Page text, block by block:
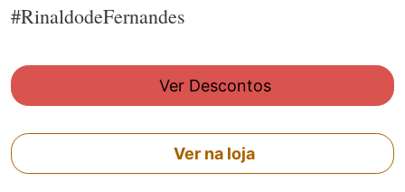
#RinaldodeFernandes
Ver Descontos
Ver na loja